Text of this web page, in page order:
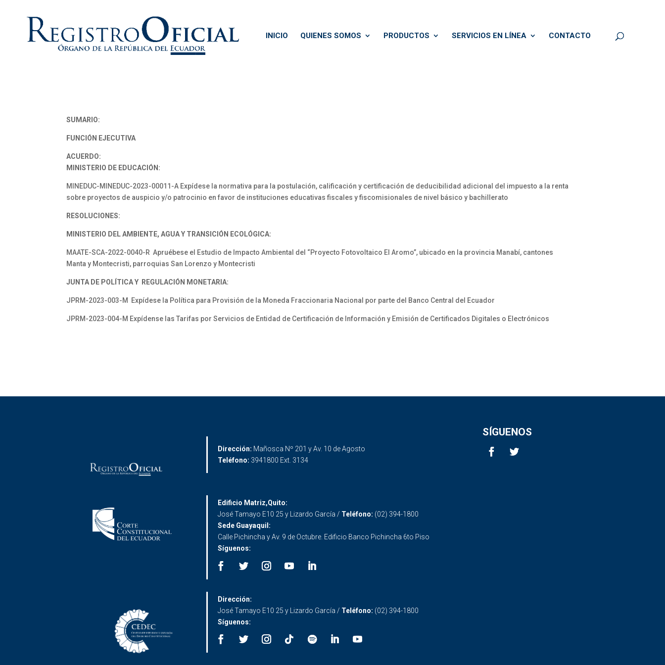
INICIO QUIENES SOMOS PRODUCTOS SERVICIOS EN LÍNEA CONTACTO
SUMARIO:
FUNCIÓN EJECUTIVA
ACUERDO:
MINISTERIO DE EDUCACIÓN:
MINEDUC-MINEDUC-2023-00011-A Expídese la normativa para la postulación, calificación y certificación de deducibilidad adicional del impuesto a la renta
sobre proyectos de auspicio y/o patrocinio en favor de instituciones educativas fiscales y fiscomisionales de nivel básico y bachillerato
RESOLUCIONES:
MINISTERIO DEL AMBIENTE, AGUA Y TRANSICIÓN ECOLÓGICA:
MAATE-SCA-2022-0040-R Apruébese el Estudio de Impacto Ambiental del “Proyecto Fotovoltaico El Aromo”, ubicado en la provincia Manabí, cantones
Manta y Montecristi, parroquias San Lorenzo y Montecristi
JUNTA DE POLÍTICA Y REGULACIÓN MONETARIA:
JPRM-2023-003-M Expídese la Política para Provisión de la Moneda Fraccionaria Nacional por parte del Banco Central del Ecuador
JPRM-2023-004-M Expídense las Tarifas por Servicios de Entidad de Certificación de Información y Emisión de Certificados Digitales o Electrónicos
Dirección: Mañosca Nº 201 y Av. 10 de Agosto
Teléfono: 3941800 Ext. 3134
SÍGUENOS
Edificio Matriz,Quito:
José Tamayo E10 25 y Lizardo García / Teléfono: (02) 394-1800
Sede Guayaquil:
Calle Pichincha y Av. 9 de Octubre. Edificio Banco Pichincha 6to Piso
Síguenos:
Dirección:
José Tamayo E10 25 y Lizardo García / Teléfono: (02) 394-1800
Síguenos: